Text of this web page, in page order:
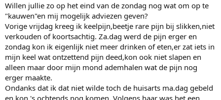
Willen jullie zo op het eind van de zondag nog wat om op te
"kauwen"en mij mogelijk adviezen geven?
Vorige vrijdag kreeg ik keelpijn,beetje rare pijn bij slikken,niet
verkouden of koortsachtig. Za.dag werd de pijn erger en
zondag kon ik eigenlijk niet meer drinken of eten,er zat iets in
mijn keel wat ontzettend pijn deed,kon ook niet slapen en
alleen maar door mijn mond ademhalen wat de pijn nog
erger maakte.
Ondanks dat ik dat niet wilde toch de huisarts ma.dag gebeld